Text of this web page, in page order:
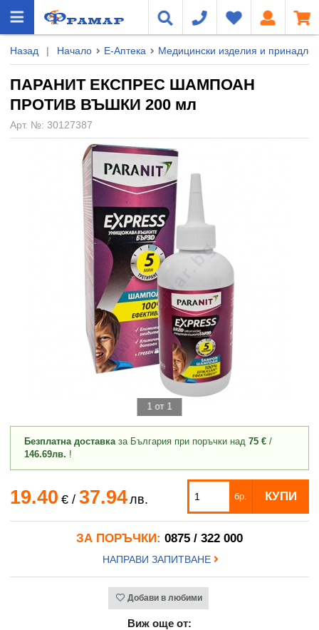
Назад | Начало Е-Аптека Медицински изделия и
ПАРАНИТ ЕКСПРЕС ШАМПОАН
ПРОТИВ ВЪШКИ 200 мл
Арт. №: 30127387
1 от 1
Безплатна доставказа България при поръчки над 75 € /
146.69лв. !
19.40 €/ 37.94лв. бр. КУПИ
ЗА ПОРЪЧКИ: 0875 / 322 000
НАПРАВИ ЗАПИТВАНЕ
Добави в любими
Виж още от: